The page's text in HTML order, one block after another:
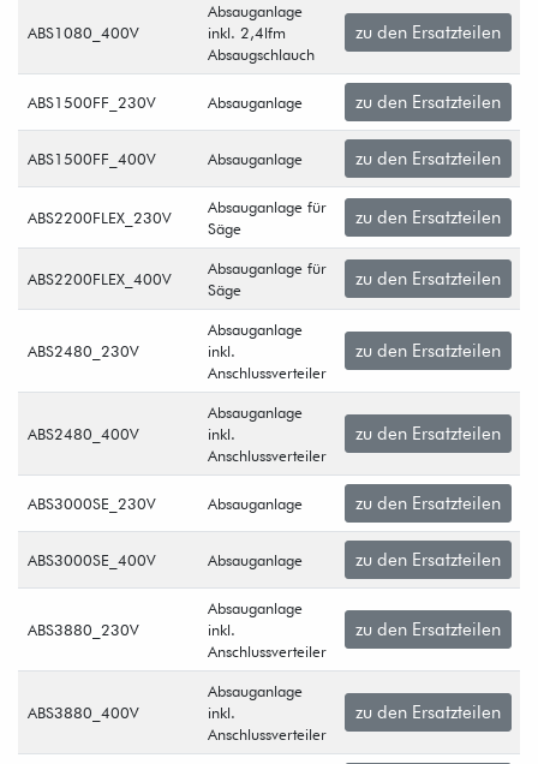
ABS1080_400V
Absauganlage
inkl. 2,4lfm
Absaugschlauch
zu den Ersatzteilen
ABS1500FF_230V Absauganlage zu den Ersatzteilen
ABS1500FF_400V Absauganlage zu den Ersatzteilen
ABS2200FLEX_230V
Absauganlage für
Säge
zu den Ersatzteilen
ABS2200FLEX_400V
Absauganlage für
Säge
zu den Ersatzteilen
ABS2480_230V
Absauganlage
inkl.
Anschlussverteiler
zu den Ersatzteilen
ABS2480_400V
Absauganlage
inkl.
Anschlussverteiler
zu den Ersatzteilen
ABS3000SE_230V Absauganlage zu den Ersatzteilen
ABS3000SE_400V Absauganlage zu den Ersatzteilen
ABS3880_230V
Absauganlage
inkl.
Anschlussverteiler
zu den Ersatzteilen
ABS3880_400V
Absauganlage
inkl.
Anschlussverteiler
zu den Ersatzteilen